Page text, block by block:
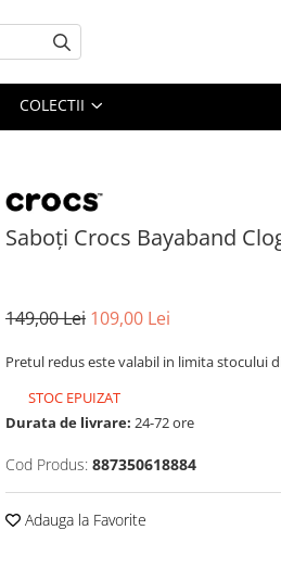
COLECTII
Saboți Crocs Bayaband
149,00 Lei 109,00 Lei
Pretul redus este valabil in limita stocului
STOC EPUIZAT
Durata de livrare: 24-72 ore
Cod Produs: 887350618884
Adauga la Favorite